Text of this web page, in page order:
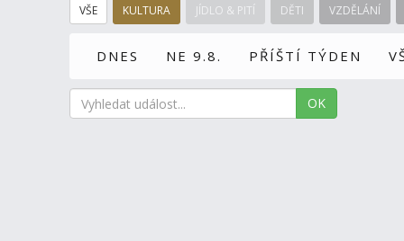
VŠE KULTURA JÍDLO & PITÍ DĚTI VZDĚLÁNÍ
DNES NE 9.8. PŘÍŠTÍ TÝDEN
OK